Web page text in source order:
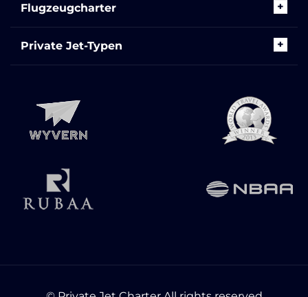
Flugzeugcharter
Private Jet-Typen